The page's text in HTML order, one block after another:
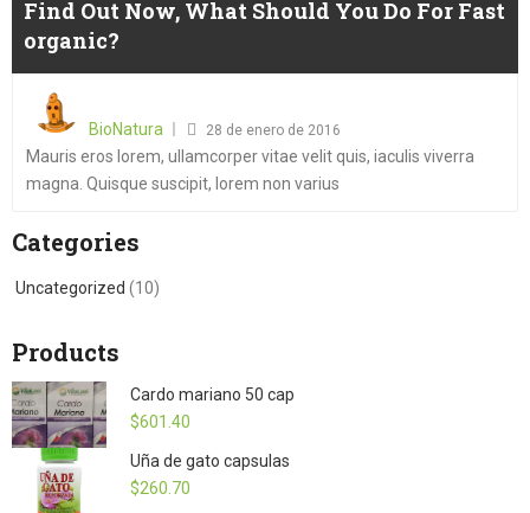
Find Out Now, What Should You Do For Fast
organic?
BioNatura
28 de enero de 2016
Mauris eros lorem, ullamcorper vitae velit quis, iaculis viverra
magna. Quisque suscipit, lorem non varius
Categories
Uncategorized (10)
Products
Cardo mariano 50 cap
$601.40
Uña de gato capsulas
$260.70